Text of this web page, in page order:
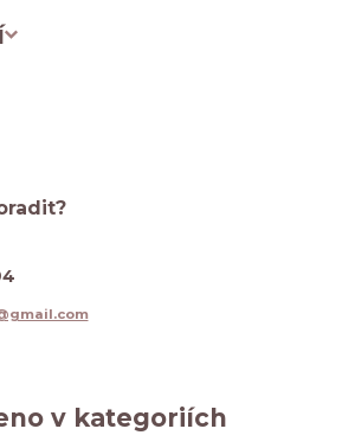
v kategoriích